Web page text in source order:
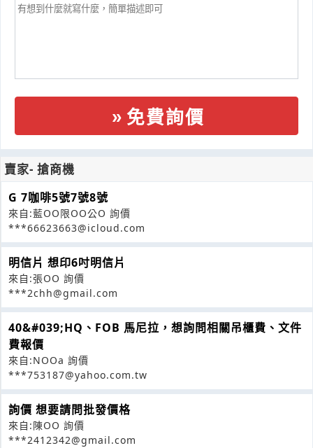
免費詢價
賣家- 搶商機
G 7咖啡5號7號8號
來自:藍OO限OO公O 詢價
***66623663@icloud.com
明信片 想印6吋明信片
來自:張OO 詢價
***2chh@gmail.com
40&#039;HQ、FOB 馬尼拉，想詢問相關吊櫃費、文件
費報價
來自:NOOa 詢價
***753187@yahoo.com.tw
詢價 想要請問批發價格
來自:陳OO 詢價
***2412342@gmail.com